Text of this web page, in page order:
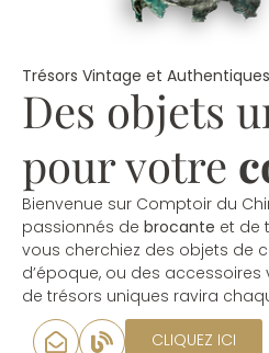
Trésors Vintage et Authentiques
Des objets
pour votre
Bienvenue sur Comptoir du
passionnés de brocante et de
vous cherchiez des objets de
d’époque, ou des
de trésors uniques ravira
CLIQUEZ ICI